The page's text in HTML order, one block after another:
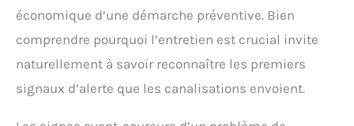
économique d’une démarche préventive. Bien
comprendre pourquoi l’entretien est crucial invite
naturellement à savoir reconnaître les premiers
signaux d’alerte que les canalisations envoient.